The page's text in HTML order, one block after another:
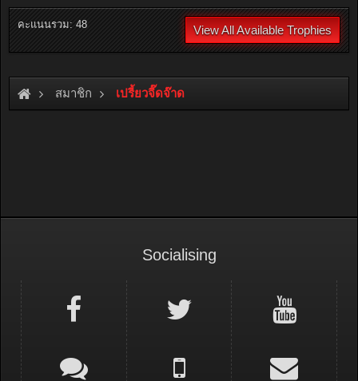
คะแนนรวม: 48 View All Available Trophies
สมาชิก เปรี้ยวจี๊ดจ๊าด
Socialising